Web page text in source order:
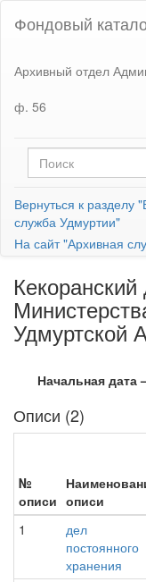
Фондовый
Архивный отдел
ф. 56
Вернуться к разделу
служба Удмуртии"
На сайт "Архивная
Удмуртской
Начальная дата
Описи (2)
№
описи описи
1
дел
постоянного
хранения